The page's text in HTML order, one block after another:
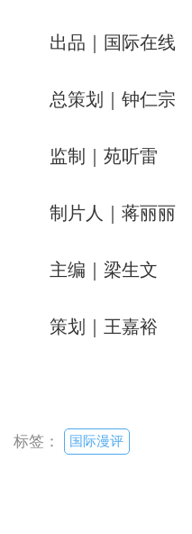
出品｜国际在线
总策划｜钟仁宗
监制｜苑听雷
制片人｜蒋丽丽
主编｜梁生文
策划｜王嘉裕
标签： 国际漫评